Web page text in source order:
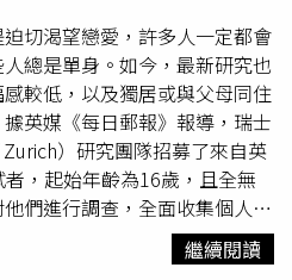
系出身的演員蔡祥，重訓與登
健品牌創辦人何嘉琦是馬拉松
王敏慈，十年攀岩經驗握力
的溫茜婷減重40公斤，身兼咖
。「最強地方代表」組同樣吸
方代表，將日常服務累積的體
陳宥丞、新北市議員陳世軒、
宗炎、台北里長羅至佑、台中
運動國手與專業治療領域，實
陳宥丞、陳世軒與高學歷女神
切渴望戀愛，許多人一定都會
總是單身。如今，最新研究也
感較低，以及獨居或與父母同住
英媒《每日郵報》報導，瑞士
）研究團隊招募了來自英
，起始年齡為16歲，且全無
們進行調查，全面收集個人特
訊息。分析結果發現，長期單
者、與父母同住者，以及幸福感
繼續閱讀